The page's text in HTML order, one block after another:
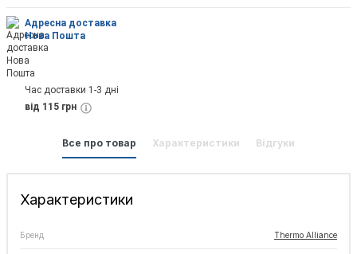
Адресна доставка
Нова Пошта
Час доставки 1-3 дні
від 115 грн
Все про товар Характеристики Відгуки
Характеристики
Бренд Thermo Alliance